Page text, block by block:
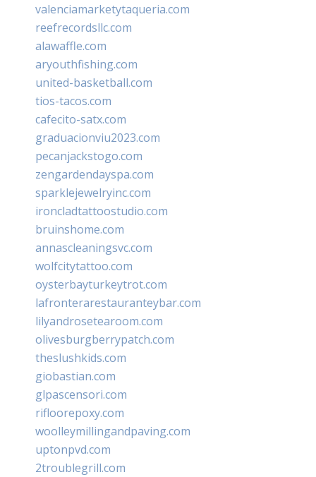
valenciamarketytaqueria.com
reefrecordsllc.com
alawaffle.com
aryouthfishing.com
united-basketball.com
tios-tacos.com
cafecito-satx.com
graduacionviu2023.com
pecanjackstogo.com
zengardendayspa.com
sparklejewelryinc.com
ironcladtattoostudio.com
bruinshome.com
annascleaningsvc.com
wolfcitytattoo.com
oysterbayturkeytrot.com
lafronterarestauranteybar.com
lilyandrosetearoom.com
olivesburgberrypatch.com
theslushkids.com
giobastian.com
glpascensori.com
rifloorepoxy.com
woolleymillingandpaving.com
uptonpvd.com
2troublegrill.com